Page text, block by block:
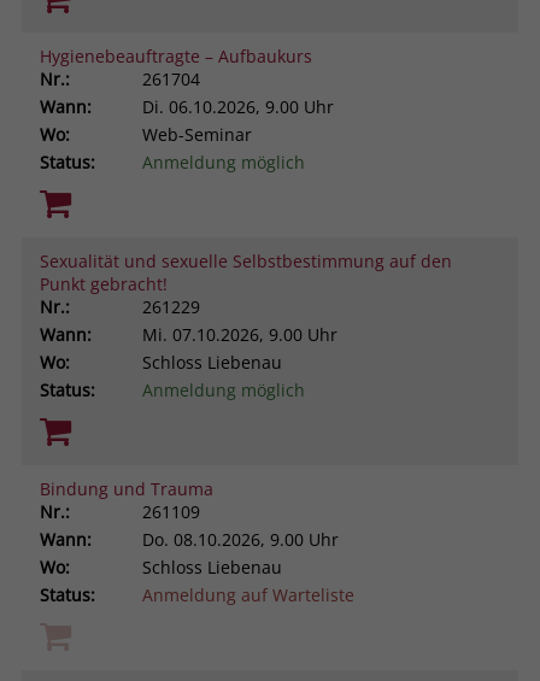
Hygienebeauftragte – Aufbaukurs
Nr.:
261704
Wann:
Di. 06.10.2026, 9.00 Uhr
Wo:
Web-Seminar
Status:
Anmeldung möglich
Sexualität und sexuelle Selbstbestimmung auf den
Punkt gebracht!
Nr.:
261229
Wann:
Mi. 07.10.2026, 9.00 Uhr
Wo:
Schloss Liebenau
Status:
Anmeldung möglich
Bindung und Trauma
Nr.:
261109
Wann:
Do. 08.10.2026, 9.00 Uhr
Wo:
Schloss Liebenau
Status:
Anmeldung auf Warteliste